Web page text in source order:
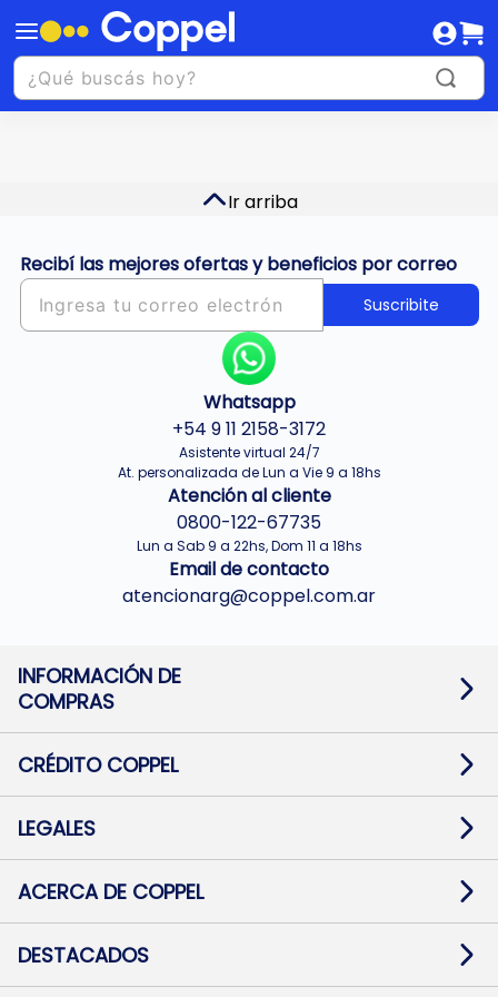
Ir arriba
Recibí las mejores ofertas y beneficios por correo
Suscribite
Whatsapp
+54 9 11 2158-3172
Asistente virtual 24/7
At. personalizada de Lun a Vie 9 a 18hs
Atención al cliente
0800-122-67735
Lun a Sab 9 a 22hs, Dom 11 a 18hs
Email de contacto
atencionarg@coppel.com.ar
INFORMACIÓN DE
COMPRAS
Términos y condiciones
Botón de arrepentimiento
Mapa de sitio
CRÉDITO COPPEL
Solicitar Crédito
Medios de Pago
Pago Fácil Online
LEGALES
Baja contratos
Defensa al consumidor CABA
ACERCA DE COPPEL
Trabajá con Nosotros
Preguntas Frecuentes
DESTACADOS